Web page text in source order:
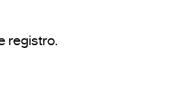
registro.